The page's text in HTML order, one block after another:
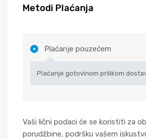
Metodi Plaćanja
Plaćanje pouzećem
Plaćanje gotovinom prilikom
Vaši lični podaci će se koristiti za
porudžbine, podršku vašem